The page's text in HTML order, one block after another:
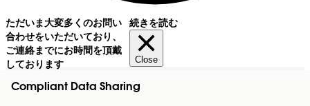
ただいま大変多くのお問い
合わせをいただいており、
ご連絡までにお時間を頂戴
しております
続きを読む
Close
Compliant Data Sharing